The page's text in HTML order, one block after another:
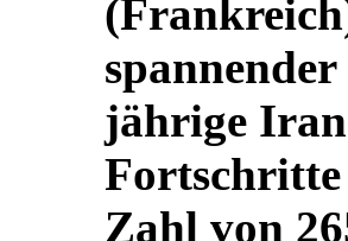
jährige
Fortschritte
Zahl von